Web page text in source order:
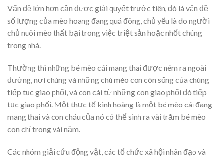
Vấn đề lớn hơn cần được giải quyết trước tiên, đó là vấn đề
số lượng của mèo hoang đang quá đông, chủ yếu là do người
chủ nuôi mèo thất bại trong việc triệt sản hoặc nhốt chúng
trong nhà.
Thường thì những bé mèo cái mang thai được ném ra ngoài
đường, nơi chúng và những chú mèo con còn sống của chúng
tiếp tục giao phối, và con cái từ những con giao phối đó tiếp
tục giao phối. Một thực tế kinh hoàng là một bé mèo cái đang
mang thai và con cháu của nó có thể sinh ra vài trăm bé mèo
con chỉ trong vài năm.
Các nhóm giải cứu động vật, các tổ chức xã hội nhân đạo và